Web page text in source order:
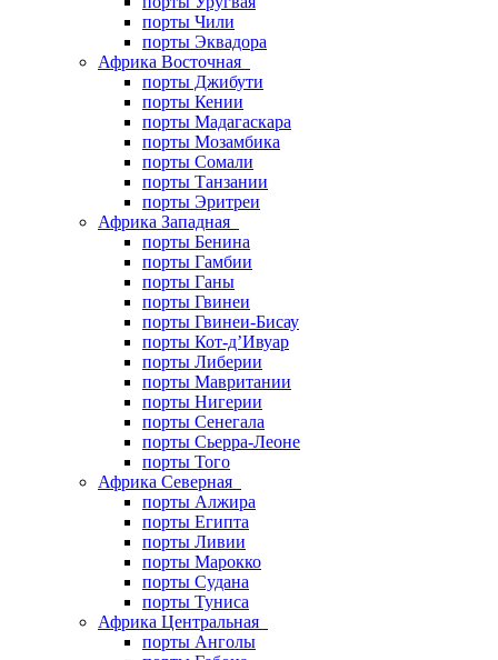
порты Чили
порты Эквадора
Африка Восточная
порты Джибути
порты Кении
порты Мадагаскара
порты Мозамбика
порты Сомали
порты Танзании
порты Эритреи
Африка Западная
порты Бенина
порты Гамбии
порты Ганы
порты Гвинеи
порты Гвинеи-Бисау
порты Кот-д’Ивуар
порты Либерии
порты Мавритании
порты Нигерии
порты Сенегала
порты Сьерра-Леоне
порты Того
Африка Северная
порты Алжира
порты Египта
порты Ливии
порты Марокко
порты Судана
порты Туниса
Африка Центральная
порты Анголы